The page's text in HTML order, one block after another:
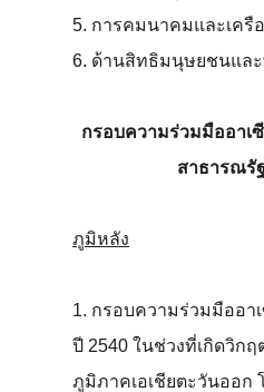
5. การคมนาคมและเครื
6. ด้านสิทธิมนุษยชนแล
กรอบความร่วมมืออาเ
สาธารณรั
ภูมิหลัง
1. กรอบความร่วมมืออา
ปี 2540 ในช่วงที่เกิดวิกฤ
ภูมิภาคเอเชียตะวันออก